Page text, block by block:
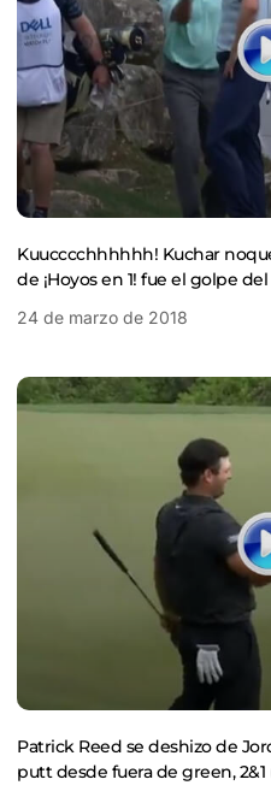
Kuucccchhhhhh! Kuchar
de ¡Hoyos en 1! fue el golpe
24 de marzo de 2018
Patrick Reed se deshizo de
putt desde fuera de green, 2&1